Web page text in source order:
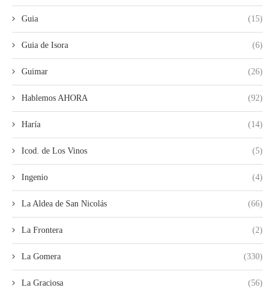
Guia (15)
Guia de Isora (6)
Guimar (26)
Hablemos AHORA (92)
Haría (14)
Icod. de Los Vinos (5)
Ingenio (4)
La Aldea de San Nicolás (66)
La Frontera (2)
La Gomera (330)
La Graciosa (56)